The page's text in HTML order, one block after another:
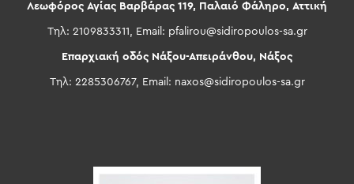
Λεωφόρος Αγίας Βαρβάρας 119, Παλαιό Φάληρο, Αττική
Τηλ: 2109833311, Email: pfalirou@sidiropoulos-sa.gr
Επαρχιακή οδός Νάξου-Απειράνθου, Νάξος
Τηλ: 2285306767, Email: naxos@sidiropoulos-sa.gr